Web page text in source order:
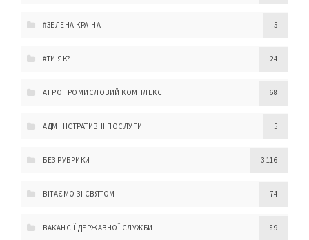
#ЗЕЛЕНА КРАЇНА 5
#ТИ ЯК? 24
АГРОПРОМИСЛОВИЙ КОМПЛЕКС 68
АДМІНІСТРАТИВНІ ПОСЛУГИ 5
БЕЗ РУБРИКИ 3 116
ВІТАЄМО ЗІ СВЯТОМ 74
ВАКАНСІЇ ДЕРЖАВНОЇ СЛУЖБИ 89